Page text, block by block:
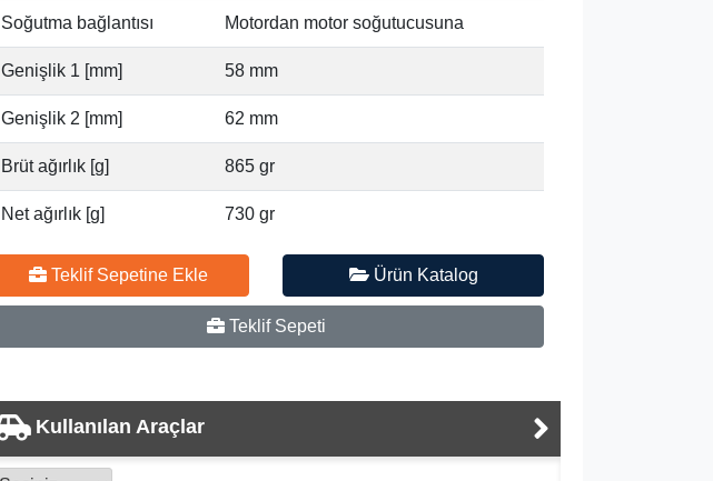
Soğutma bağlantısı Motordan motor soğutucusuna
Genişlik 1 [mm] 58 mm
Genişlik 2 [mm] 62 mm
Brüt ağırlık [g] 865 gr
Net ağırlık [g] 730 gr
Teklif Sepetine Ekle Ürün Katalog
Teklif Sepeti
Kullanılan Araçlar